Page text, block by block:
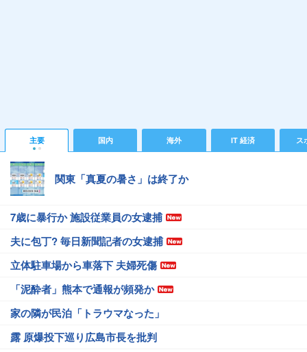
主要 国内 海外 IT 経済 ス
関東「真夏の暑さ」は終了か
7歳に暴行か 施設従業員の女逮捕
夫に包丁? 毎日新聞記者の女逮捕
立体駐車場から車落下 夫婦死傷
「泥酔者」熊本で通報が頻発か
家の隣が民泊「トラウマなった」
露 原爆投下巡り広島市長を批判